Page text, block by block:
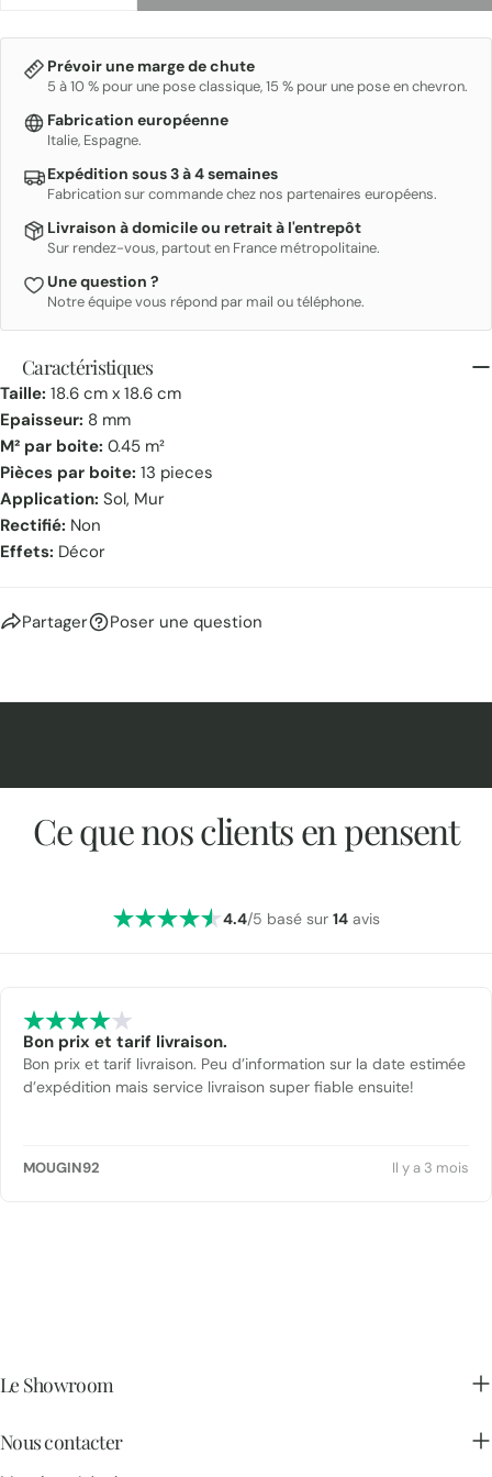
Prévoir une marge de chute
5 à 10 % pour une pose classique, 15 % pour une pose en chevron.
Fabrication européenne
Italie, Espagne.
Expédition sous 3 à 4 semaines
Fabrication sur commande chez nos partenaires européens.
Livraison à domicile ou retrait à l'entrepôt
Sur rendez-vous, partout en France métropolitaine.
Une question ?
Notre équipe vous répond par mail ou téléphone.
Caractéristiques
Taille: 18.6 cm x 18.6 cm
Epaisseur: 8 mm
M² par boite: 0.45 m²
Pièces par boite: 13 pieces
Application: Sol, Mur
Rectifié: Non
Effets: Décor
Partager Poser une question
Ce que nos clients en pensent
4.4/5 basé sur 14avis
Bon prix et tarif livraison.
Bon prix et tarif livraison. Peu d’information sur la date estimée
d’expédition mais service livraison super fiable ensuite!
MOUGIN92 Il y a 3 mois
Le Showroom
Nous contacter